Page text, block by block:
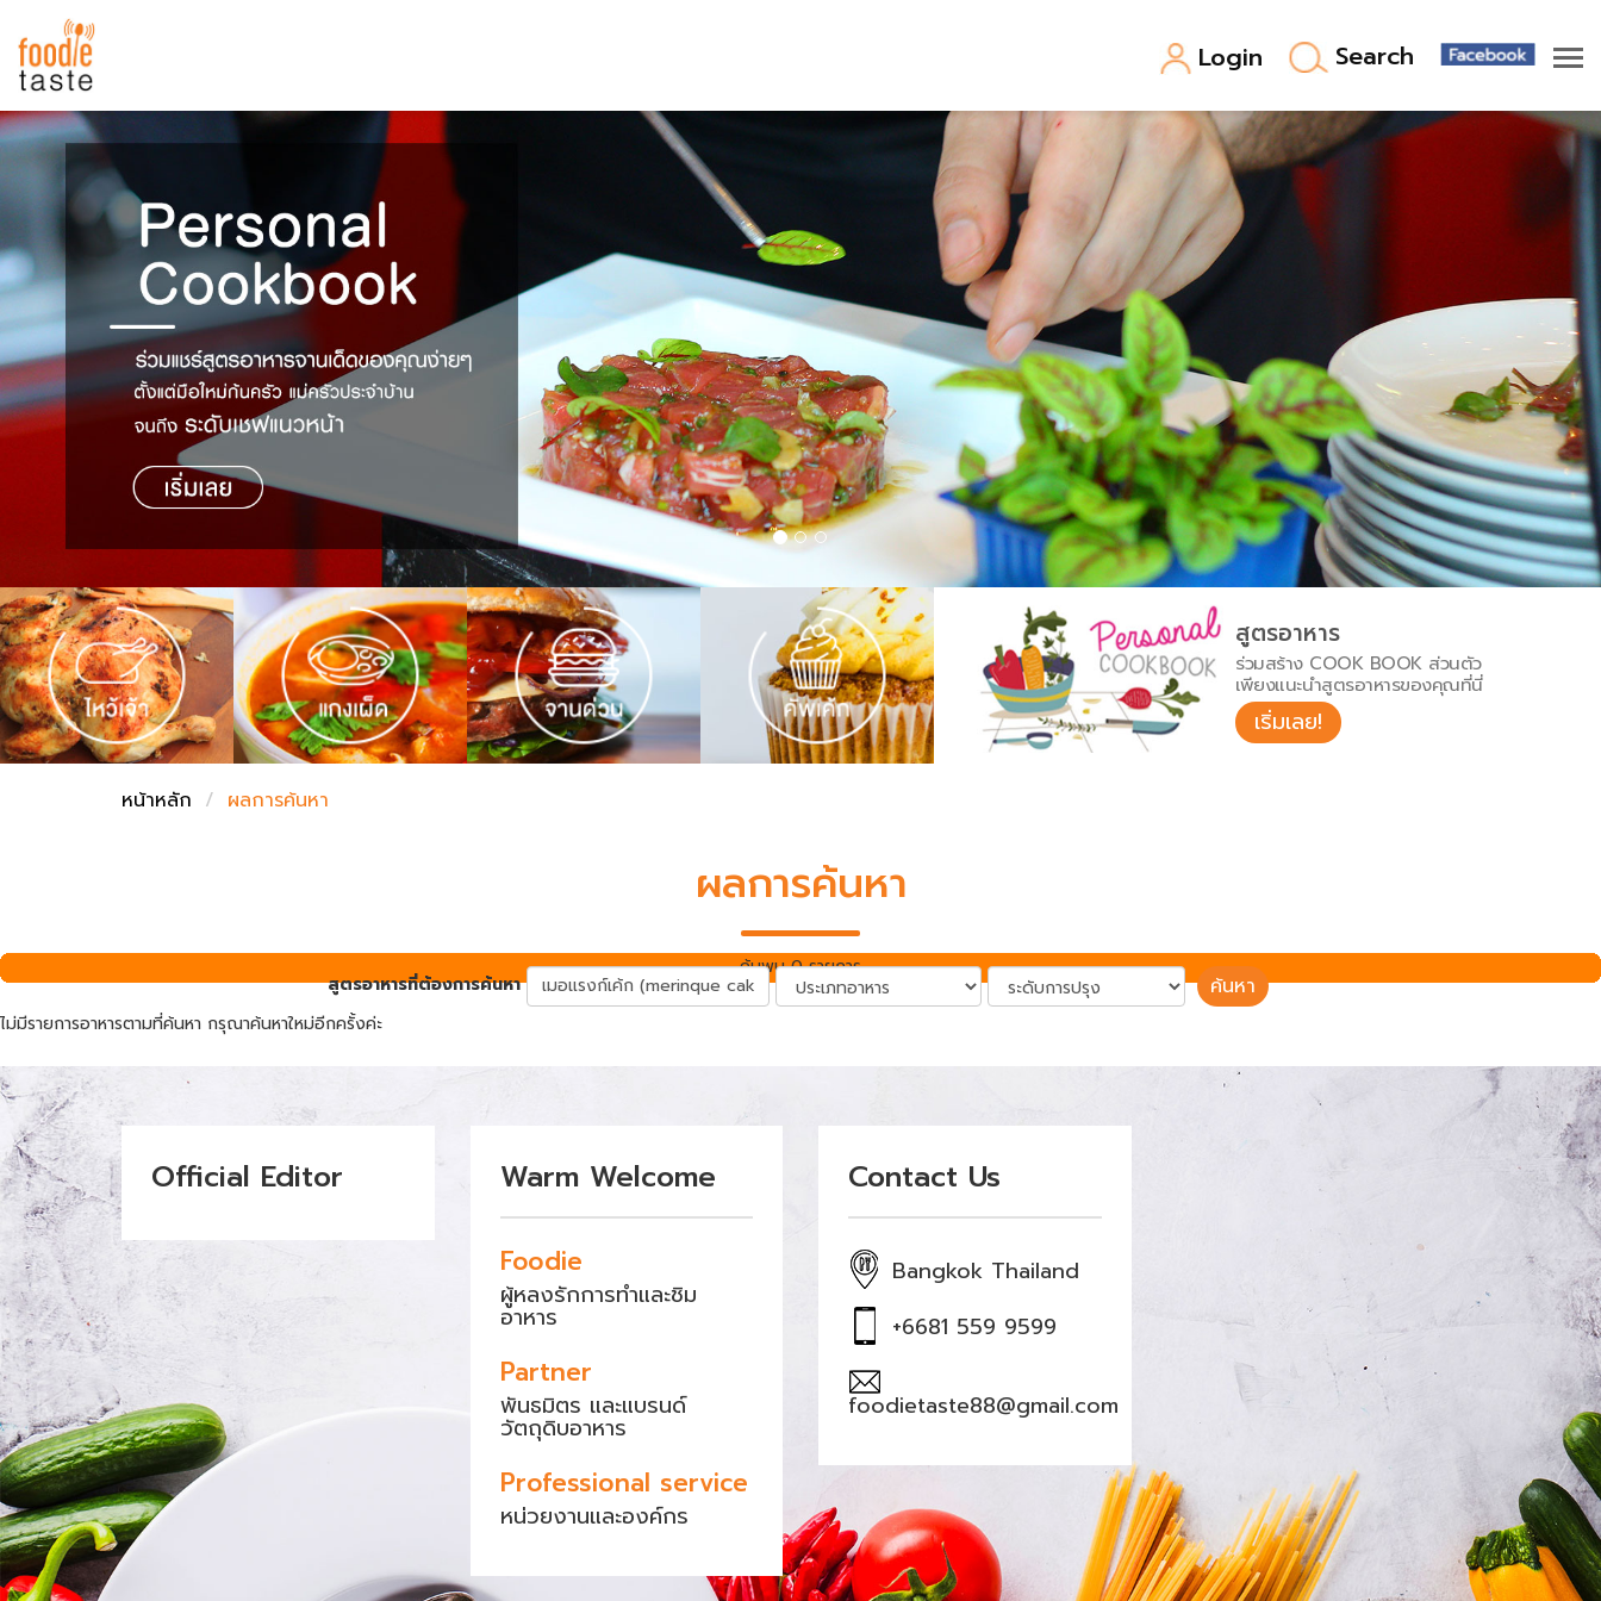
Login Search
สูตรอาหาร
สูตรอาหารล่าสุด
Top Foodie
พาไปชิม
สารพันก้นครัว
เคล็ดลับน่ารู้
เปรียบเทียบหน่วยการตวง
เปรียบเทียบอุณหภูมิ
เปรียบเทียบน้ำหนักวัตถุดิบ
ชั่งตวงเนย
FoodPedia
สร้าง Cookbook
สูตรอาหาร
ร่วมสร้าง COOK BOOK ส่วนตัว
เพียงแนะนำสูตรอาหารของคุณที่นี่
เริ่มเลย!
หน้าหลัก ผลการค้นหา
ผลการค้นหา
สูตรอาหารที่ต้องการค้นหา ค้นหา
ไม่มีรายการอาหารตามที่ค้นหา กรุณาค้นหาใหม่อีกครั้งค่ะ
ค้นพบ 0 รายการ
Official Editor Warm Welcome
Foodie
ผู้หลงรักการทำและชิม
อาหาร
Partner
พันธมิตร และแบรนด์
วัตถุดิบอาหาร
Professional service
หน่วยงานและองค์กร
Contact Us
Bangkok Thailand
+6681 559 9599
foodietaste88@gmail.com